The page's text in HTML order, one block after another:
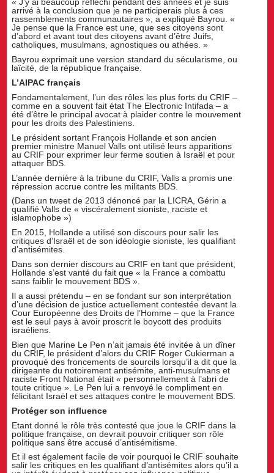
« J’y ai beaucoup réfléchi pendant des années et je suis
arrivé à la conclusion que je ne participerais plus à ces
rassemblements communautaires », a expliqué Bayrou. «
Je pense que la France est une, que ses citoyens sont
d’abord et avant tout des citoyens avant d’être Juifs,
catholiques, musulmans, agnostiques ou athées. »
Bayrou exprimait une version standard du sécularisme, ou
laïcité, de la république française.
L’AIPAC français
Fondamentalement, l’un des rôles les plus forts du CRIF –
comme en a souvent fait état The Electronic Intifada – a
été d’être le principal avocat à plaider contre le mouvement
pour les droits des Palestiniens.
Le président sortant François Hollande et son ancien
premier ministre Manuel Valls ont utilisé leurs apparitions
au CRIF pour exprimer leur ferme soutien à Israël et pour
attaquer BDS.
L’année dernière à la tribune du CRIF, Valls a promis une
répression accrue contre les militants BDS.
(Dans un tweet de 2013 dénoncé par la LICRA, Gérin a
qualifié Valls de « viscéralement sioniste, raciste et
islamophobe »)
En 2015, Hollande a utilisé son discours pour salir les
critiques d’Israël et de son idéologie sioniste, les qualifiant
d’antisémites.
Dans son dernier discours au CRIF en tant que président,
Hollande s’est vanté du fait que « la France a combattu
sans faiblir le mouvement BDS ».
Il a aussi prétendu – en se fondant sur son interprétation
d’une décision de justice actuellement contestée devant la
Cour Européenne des Droits de l’Homme – que la France
est le seul pays à avoir proscrit le boycott des produits
israéliens.
Bien que Marine Le Pen n’ait jamais été invitée à un dîner
du CRIF, le président d’alors du CRIF Roger Cukierman a
provoqué des froncements de sourcils lorsqu’il a dit que la
dirigeante du notoirement antisémite, anti-musulmans et
raciste Front National était « personnellement à l’abri de
toute critique ». Le Pen lui a renvoyé le compliment en
félicitant Israël et ses attaques contre le mouvement BDS.
Protéger son influence
Etant donné le rôle très contesté que joue le CRIF dans la
politique française, on devrait pouvoir critiquer son rôle
politique sans être accusé d’antisémitisme.
Et il est également facile de voir pourquoi le CRIF souhaite
salir les critiques en les qualifiant d’antisémites alors qu’il a